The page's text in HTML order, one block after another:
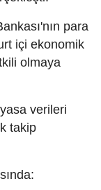
para
içi ekonomik
olmaya
verileri
takip